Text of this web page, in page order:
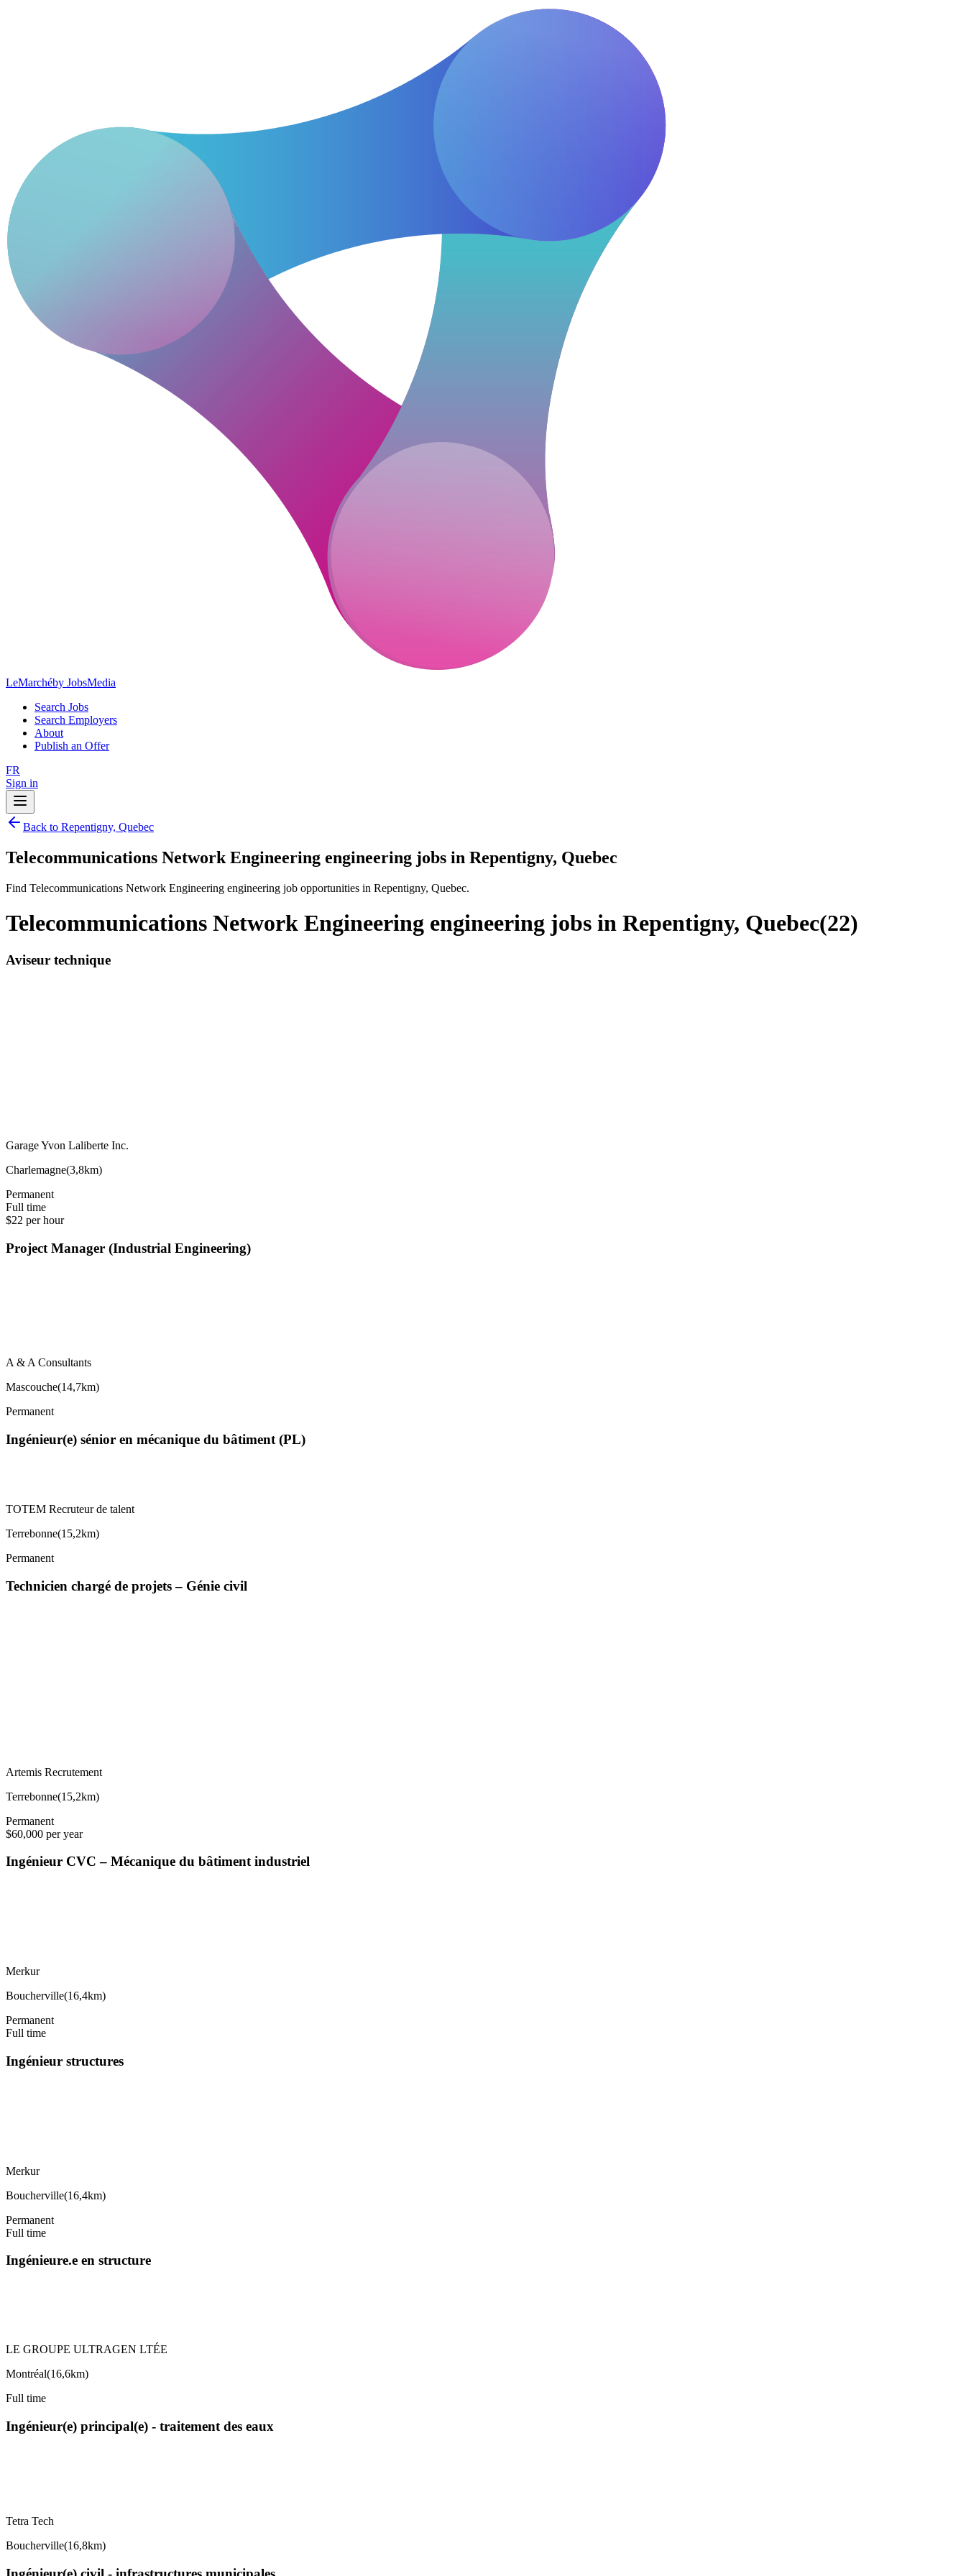
LeMarchéby JobsMedia
Search Jobs
Search Employers
About
Publish an Offer
FR
Sign in
Back to Repentigny, Quebec
Telecommunications Network Engineering engineering jobs in Repentigny, Quebec
Find Telecommunications Network Engineering engineering job opportunities in Repentigny, Quebec.
Telecommunications Network Engineering engineering jobs in Repentigny, Quebec(22)
Aviseur technique
Garage Yvon Laliberte Inc.
Charlemagne(3,8km)
Permanent
Full time
$22 per hour
Project Manager (Industrial Engineering)
A & A Consultants
Mascouche(14,7km)
Permanent
Ingénieur(e) sénior en mécanique du bâtiment (PL)
TOTEM Recruteur de talent
Terrebonne(15,2km)
Permanent
Technicien chargé de projets – Génie civil
Artemis Recrutement
Terrebonne(15,2km)
Permanent
$60,000 per year
Ingénieur CVC – Mécanique du bâtiment industriel
Merkur
Boucherville(16,4km)
Permanent
Full time
Ingénieur structures
Merkur
Boucherville(16,4km)
Permanent
Full time
Ingénieure.e en structure
LE GROUPE ULTRAGEN LTÉE
Montréal(16,6km)
Full time
Ingénieur(e) principal(e) - traitement des eaux
Tetra Tech
Boucherville(16,8km)